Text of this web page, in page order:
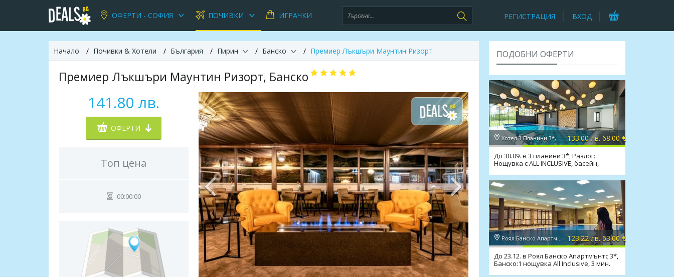
ОФЕРТИ - СОФИЯ ПОЧИВКИ ИГРАЧКИ РЕГИСТРАЦИЯ ВХОД
Начало Почивки & Хотели България Пирин Банско Премиер Лъкшъри Маунтин Ризорт
Премиер Лъкшъри Маунтин Ризорт, Банско
141.80 лв.
ОФЕРТИ
Топ цена
00:00:00
ПОДОБНИ ОФЕРТИ
Хотел 3 Планини 3*, Банско 133.00 лв. 68.00 €
До 30.09. в 3 планини 3*, Разлог:
Нощувка с ALL INCLUSIVE, басейн,
Роял Банско Апартмънтс 3*, Банско 123.22 лв. 63.00 €
До 23.12. в Роял Банско Апартмънтс 3*,
Банско:1 нощувка All Inclusive, 3 мин.